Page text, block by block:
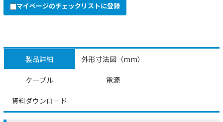
マイページのチェックリストに登録
製品詳細 外形寸法図（mm）
ケーブル 電源
資料ダウンロード